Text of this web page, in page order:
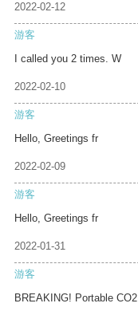
2022-02-12
游客
I called you 2 times. W
2022-02-10
游客
Hello, Greetings fr
2022-02-09
游客
Hello, Greetings fr
2022-01-31
游客
BREAKING! Portable CO2